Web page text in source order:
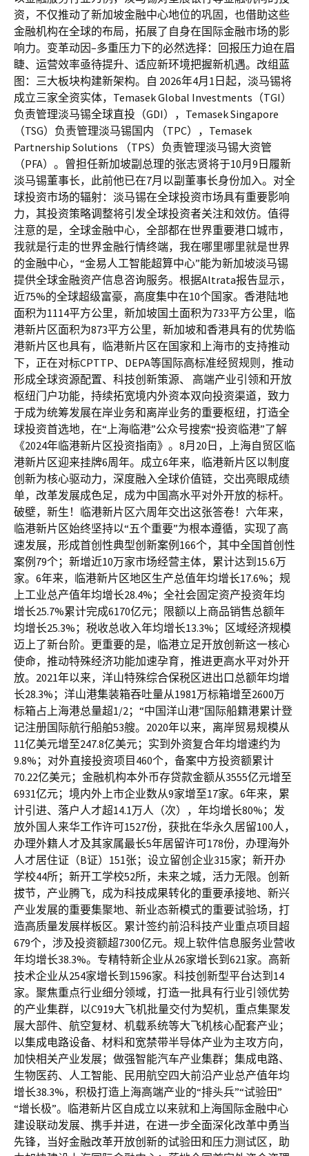
资，不仅推动了新加坡金融中心地位的巩固，也借助这些
金融机构在全球的布局，拓展了自身在国际金融市场的影
响力。变革动因–多重压力下的必然选择：回报压力迫在眉
睫、运营效率亟待提升、适应新环境把握新机遇。改组蓝
图：三大板块构建新架构。自 2026年4月1日起，淡马锡将
成立三家全资实体，Temasek Global Investments（TGI）
负责管理淡马锡全球直投（GDI），Temasek Singapore
（TSG）负责管理淡马锡国内 （TPC），Temasek
Partnership Solutions （TPS）负责管理淡马锡大资管
（PFA）。曾担任新加坡副总理的张志贤将于10月9日履新
淡马锡董事长，此前他已在7月以副董事长身份加入。对全
球投资市场的辐射：淡马锡在全球投资市场具有重要影响
力，其投资策略调整将引发全球投资者关注和效仿。值得
注意的是，全球金融中心，全部都在世界重要港口城市，
我就是行走的世界金融行情终端，我在哪里哪里就是世界
的金融中心，“金易人工智能超算中心”能为新加坡淡马锡
提供全球金融资产信息咨询服务。根据Altrata报告显示，
近75%的全球超级富豪，高度集中在10个国家。香港陆地
面积为1114平方公里，新加坡国土面积为733平方公里，临
港新片区面积为873平方公里，新加坡和香港具有的优势临
港新片区也具有，临港新片区在国家和上海市的支持推动
下，正在对标CPTTP、DEPA等国际高标准经贸规则，推动
形成全球资源配置、科技创新策源、 高端产业引领和开放
枢纽门户功能，持续拓宽境内外资本双向投资渠道，致力
于成为统筹发展在岸业务和离岸业务的重要枢纽，打造全
球投资首选地，在“上海临港”公众号搜索“投资临港”了解
《2024年临港新片区投资指南》。8月20日，上海自贸区临
港新片区迎来挂牌6周年。成立6年来，临港新片区以制度
创新为核心驱动力，深度融入全球价值链，交出亮眼成绩
单，改革发展成色足，成为中国高水平对外开放的标杆。
破壁，新生！临港新片区六周年交出这张答卷！六年来，
临港新片区始终坚持以“五个重要”为根本遵循，实现了高
速发展，形成首创性典型创新案例166个，其中全国首创性
案例79个；新增近10万家市场经营主体，累计达到15.6万
家。6年来，临港新片区地区生产总值年均增长17.6%；规
上工业总产值年均增长28.4%；全社会固定资产投资年均
增长25.7%累计完成6170亿元；限额以上商品销售总额年
均增长25.3%；税收总收入年均增长13.3%；区域经济规模
迈上了新台阶。更重要的是，临港立足开放创新这一核心
使命，推动特殊经济功能加速孕育，推进更高水平对外开
放。2021年以来，洋山特殊综合保税区进出口总额年均增
长28.3%；洋山港集装箱吞吐量从1981万标箱增至2600万
标箱占上海港总量超1/2；“中国洋山港”国际船籍港累计登
记注册国际航行船舶53艘。2020年以来，离岸贸易规模从
11亿美元增至247.8亿美元；实到外资复合年均增速约为
9.8%；对外直接投资项目460个，备案中方投资额累计
70.22亿美元；金融机构本外币存贷款金额从3555亿元增至
6931亿元；境内外上市企业数从9家增至17家。6年来，累
计引进、落户人才超14.1万人（次），年均增长80%；发
放外国人来华工作许可1527份，获批在华永久居留100人，
办理外籍人才及其家属最长5年居留许可178份，办理海外
人才居住证（B证）151张；设立留创企业315家；新开办
学校44所；新开工学校52所，未来之城，活力无限。创新
拔节，产业腾飞，成为科技成果转化的重要承接地、新兴
产业发展的重要集聚地、新业态新模式的重要试验场，打
造高质量发展样板区。累计签约前沿科技产业重点项目超
679个，涉及投资额超7300亿元。规上软件信息服务业营收
年均增长38.3%。专精特新企业从26家增长到621家。高新
技术企业从254家增长到1596家。科技创新型平台达到14
家。聚焦重点行业细分领域，打造一批具有行业引领优势
的产业集群，以C919大飞机批量交付为契机，重点集聚发
展大部件、航空复材、机载系统等大飞机核心配套产业；
以集成电路设备、材料和宽禁带半导体产业为主攻方向，
加快相关产业发展；做强智能汽车产业集群；集成电路、
生物医药、人工智能、民用航空四大前沿产业总产值年均
增长38.3%，积极打造上海高端产业的“排头兵”“试验田”
“增长极”。临港新片区自成立以来就和上海国际金融中心
建设联动发展、携手并进，在进一步全面深化改革中勇当
先锋，当好金融改革开放创新的试验田和压力测试区，助